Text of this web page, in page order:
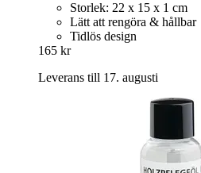
Storlek: 22 x 15 x 1 cm
Lätt att rengöra & hållbar
Tidlös design
165 kr
Leverans till 17. augusti